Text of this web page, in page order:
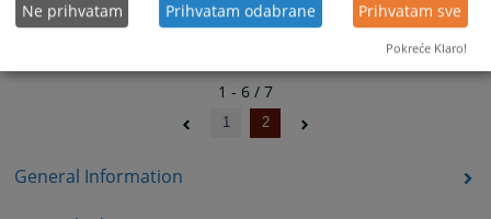
General Information
1 - 6 / 7
1 2
Ne prihvatam Prihvatam odabrane Prihvatam sve
Pokreće Klaro!